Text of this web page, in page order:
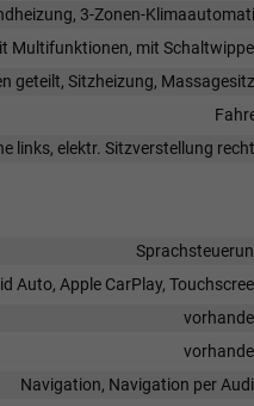
3-Zonen-
Multifunktionen, mit
geteilt, Sitzheizung,
links, elektr. Sitzverstellung
Auto, Apple CarPlay,
Navigation, Navigation per